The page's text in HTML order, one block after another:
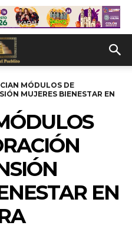
MÓDULOS DE
MUJERES BIENESTAR EN
EN